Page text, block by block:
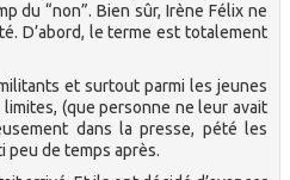
du “non”. Bien sûr, Irène Félix ne
D’abord, le terme est totalement
et surtout parmi les jeunes
(que personne ne leur avait
dans la presse, pété les
peu de temps après.